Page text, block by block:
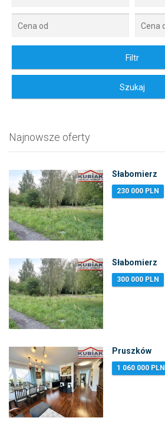
Najnowsze oferty
Słabomierz
230 000 PLN
Słabomierz
300 000 PLN
Pruszków
1 060 000 PLN